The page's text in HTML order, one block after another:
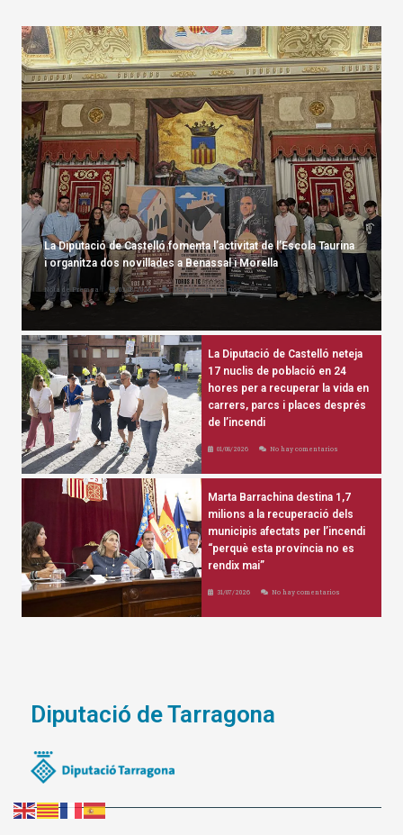
La Diputació de Castelló fomenta l’activitat de l’Escola Taurina
i organitza dos novillades a Benassal i Morella
Nota de Premsa 03/08/2026 No hay comentarios
La Diputació de Castelló neteja
17 nuclis de població en 24
hores per a recuperar la vida en
carrers, parcs i places després
de l’incendi
01/08/2026 No hay comentarios
Marta Barrachina destina 1,7
milions a la recuperació dels
municipis afectats per l’incendi
“perquè esta província no es
rendix mai”
31/07/2026 No hay comentarios
Diputació de Tarragona